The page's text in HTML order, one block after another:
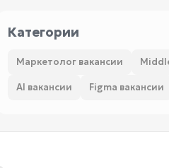
Категории
Маркетолог вакансии
AI вакансии Figma вакансии